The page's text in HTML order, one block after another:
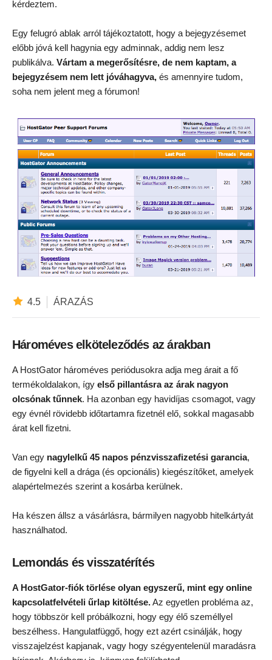
kérdeztem.
Egy felugró ablak arról tájékoztatott, hogy a bejegyzésemet
előbb jóvá kell hagynia egy adminnak, addig nem lesz
publikálva. Vártam a megerősítésre, de nem kaptam, a
bejegyzésem nem lett jóváhagyva, és amennyire tudom,
soha nem jelent meg a fórumon!
4.5 ÁRAZÁS
Hároméves elköteleződés az árakban
A HostGator hároméves periódusokra adja meg árait a fő
termékoldalakon, így első pillantásra az árak nagyon
olcsónak tűnnek. Ha azonban egy havidíjas csomagot, vagy
egy évnél rövidebb időtartamra fizetnél elő, sokkal magasabb
árat kell fizetni.
Van egy nagylelkű 45 napos pénzvisszafizetési garancia,
de figyelni kell a drága (és opcionális) kiegészítőket, amelyek
alapértelmezés szerint a kosárba kerülnek.
Ha készen állsz a vásárlásra, bármilyen nagyobb hitelkártyát
használhatod.
Lemondás és visszatérítés
A HostGator-fiók törlése olyan egyszerű, mint egy online
kapcsolatfelvételi űrlap kitöltése.Az egyetlen probléma az,
hogy többször kell próbálkozni, hogy egy élő személlyel
beszélhess. Hangulatfüggő, hogy ezt azért csinálják, hogy
visszajelzést kapjanak, vagy hogy szégyentelenül maradásra